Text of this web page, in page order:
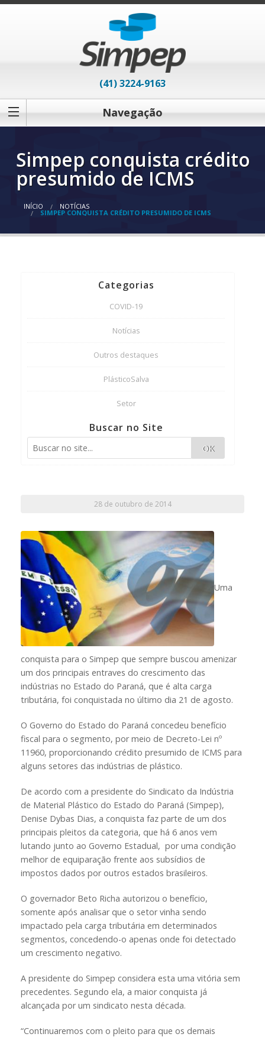
(41) 3224-9163
Navegação
Simpep conquista crédito
presumido de ICMS
INÍCIO NOTÍCIAS
SIMPEP CONQUISTA CRÉDITO PRESUMIDO DE ICMS
Categorias
COVID-19
Notícias
Outros destaques
PlásticoSalva
Setor
Buscar no Site
OK
28 de outubro de 2014
Uma
conquista para o Simpep que sempre buscou amenizar
um dos principais entraves do crescimento das
indústrias no Estado do Paraná, que é alta carga
tributária, foi conquistada no último dia 21 de agosto.
O Governo do Estado do Paraná concedeu benefício
fiscal para o segmento, por meio de Decreto-Lei nº
11960, proporcionando crédito presumido de ICMS para
alguns setores das indústrias de plástico.
De acordo com a presidente do Sindicato da Indústria
de Material Plástico do Estado do Paraná (Simpep),
Denise Dybas Dias, a conquista faz parte de um dos
principais pleitos da categoria, que há 6 anos vem
lutando junto ao Governo Estadual, por uma condição
melhor de equiparação frente aos subsídios de
impostos dados por outros estados brasileiros.
O governador Beto Richa autorizou o benefício,
somente após analisar que o setor vinha sendo
impactado pela carga tributária em determinados
segmentos, concedendo-o apenas onde foi detectado
um crescimento negativo.
A presidente do Simpep considera esta uma vitória sem
precedentes. Segundo ela, a maior conquista já
alcançada por um sindicato nesta década.
“Continuaremos com o pleito para que os demais